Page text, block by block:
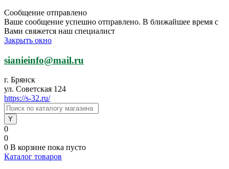
Сообщение отправлено
Ваше сообщение успешно отправлено. В ближайшее время с
Вами свяжется наш специалист
Закрыть окно
sianieinfo@mail.ru
г. Брянск
ул. Советская 124
https://s-32.ru/
0
0
0 В корзине пока пусто
Каталог товаров